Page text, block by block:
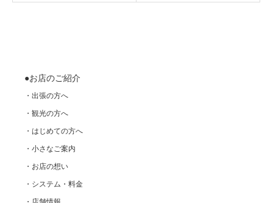
●お店のご紹介
・出張の方へ
・観光の方へ
・はじめての方へ
・小さなご案内
・お店の想い
・システム・料金